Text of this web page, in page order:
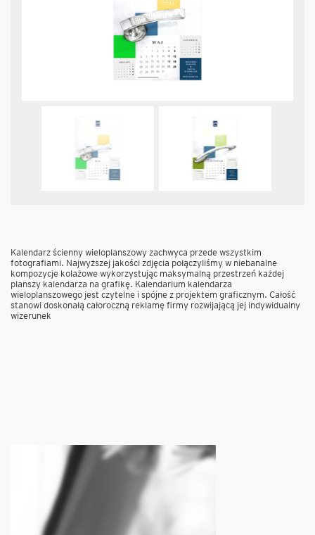
Kalendarz ścienny wieloplanszowy zachwyca przede wszystkim
fotografiami. Najwyższej jakości zdjęcia połączyliśmy w niebanalne
kompozycje kolażowe wykorzystując maksymalną przestrzeń każdej
planszy kalendarza na grafikę. Kalendarium kalendarza
wieloplanszowego jest czytelne i spójne z projektem graficznym. Całość
stanowi doskonałą całoroczną reklamę firmy rozwijającą jej indywidualny
wizerunek